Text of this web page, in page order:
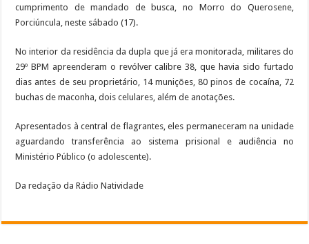
cumprimento de mandado de busca, no Morro do Querosene,
Porciúncula, neste sábado (17).
No interior da residência da dupla que já era monitorada, militares do
29º BPM apreenderam o revólver calibre 38, que havia sido furtado
dias antes de seu proprietário, 14 munições, 80 pinos de cocaína, 72
buchas de maconha, dois celulares, além de anotações.
Apresentados à central de flagrantes, eles permaneceram na unidade
aguardando transferência ao sistema prisional e audiência no
Ministério Público (o adolescente).
Da redação da Rádio Natividade